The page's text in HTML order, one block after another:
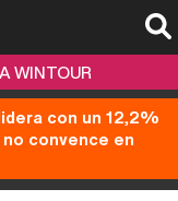
WINTOUR
con un 12,2%
convence en